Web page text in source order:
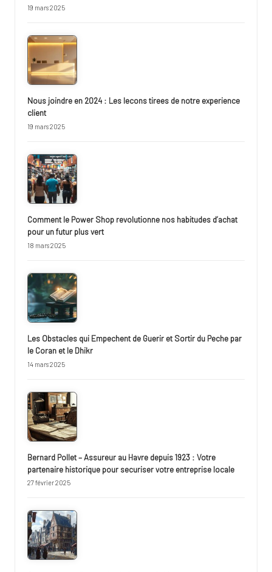
19 mars 2025
Nous joindre en 2024 : Les lecons tirees de notre experience
client
19 mars 2025
Comment le Power Shop revolutionne nos habitudes d’achat
pour un futur plus vert
18 mars 2025
Les Obstacles qui Empechent de Guerir et Sortir du Peche par
le Coran et le Dhikr
14 mars 2025
Bernard Pollet – Assureur au Havre depuis 1923 : Votre
partenaire historique pour securiser votre entreprise locale
27 février 2025